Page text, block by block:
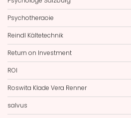
Psychotheraoie
Reindl Kältetechnik
Return on Investment
ROI
Roswita Klade Vera Renner
salvus